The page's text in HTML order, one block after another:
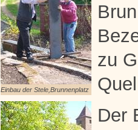
Einbau der Stele,Brunnenplatz
zu
Der